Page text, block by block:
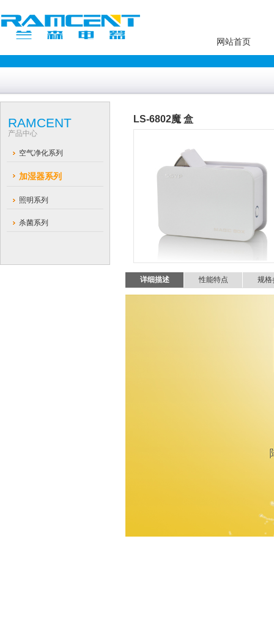
网站首页
RAMCENT
产品中心
空气净化系列
加湿器系列
照明系列
杀菌系列
LS-6802魔 盒
详细描述 性能特点 规格